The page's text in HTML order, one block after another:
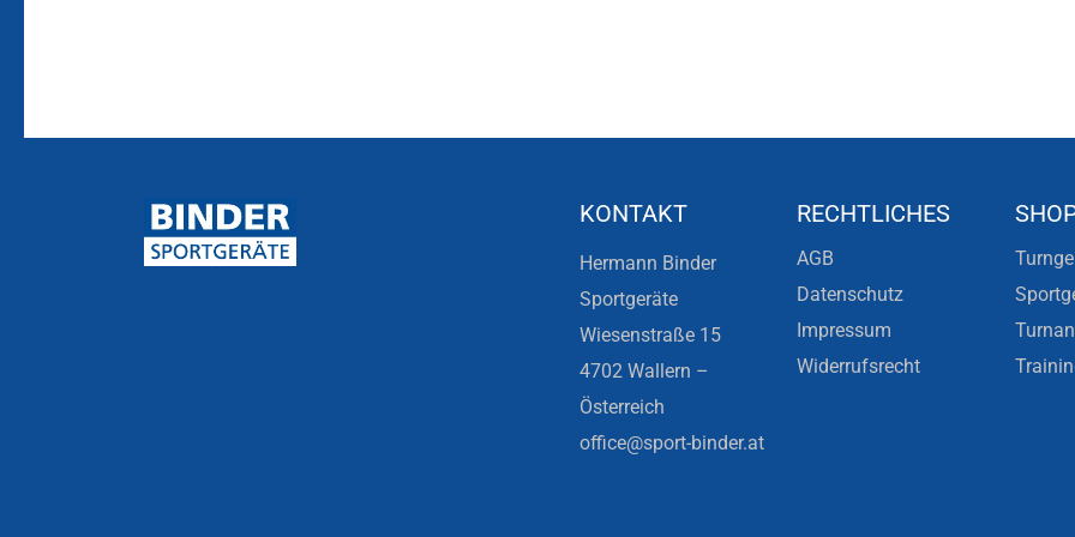
KONTAKT
Hermann Binder
Sportgeräte
Wiesenstraße 15
4702 Wallern –
Österreich
office@sport-binder.at
RECHTLICHES
AGB
Datenschutz
Impressum
Widerrufsrecht